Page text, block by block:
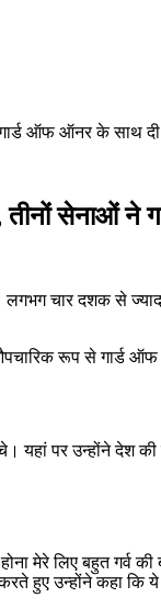
ऑफ ऑनर के साथ दी
सेनाओं ने
चार दशक से
रूप से गार्ड
पर उन्होंने देश की
मेरे लिए बहुत
हुए उन्होंने कहा